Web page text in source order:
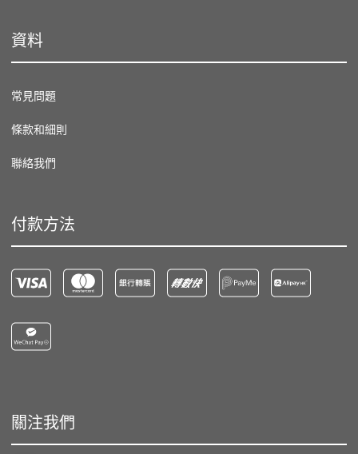
資料
常見問題
條款和細則
聯絡我們
付款方法
關注我們